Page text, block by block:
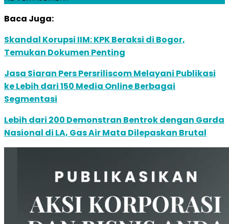
Baca Juga:
Skandal Korupsi IIM: KPK Beraksi di Bogor,
Temukan Dokumen Penting
Jasa Siaran Pers Persriliscom Melayani Publikasi
ke Lebih dari 150 Media Online Berbagai
Segmentasi
Lebih dari 200 Demonstran Bentrok dengan Garda
Nasional di LA, Gas Air Mata Dilepaskan Brutal